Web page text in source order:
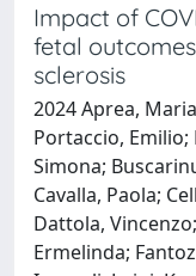
Impact of
fetal
sclerosis
2024 Aprea,
Portaccio, Emilio;
Simona;
Cavalla, Paola;
Dattola,
Ermelinda;